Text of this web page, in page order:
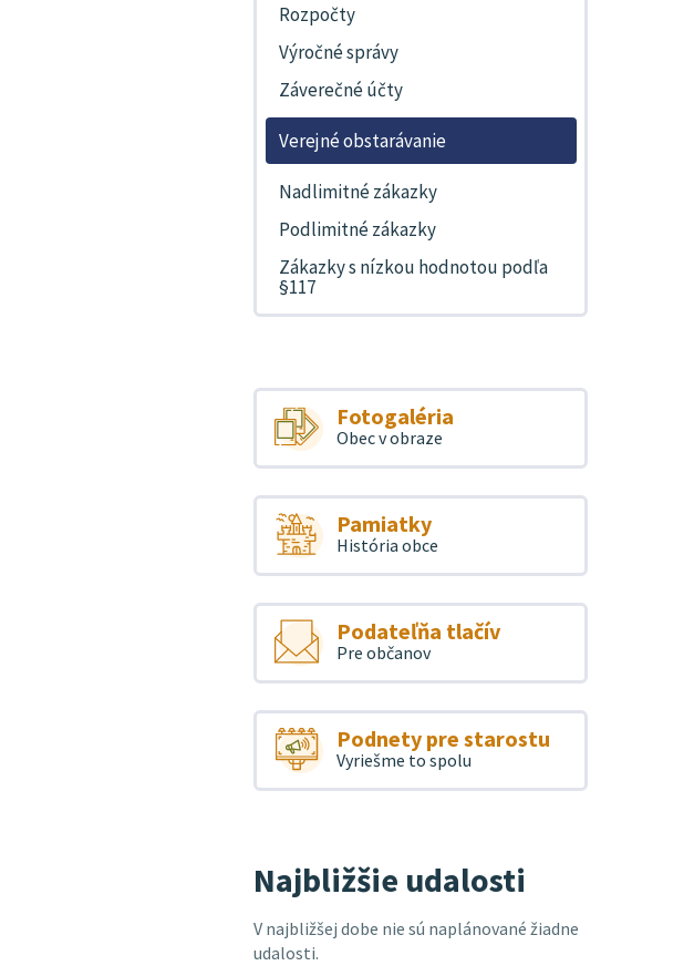
Rozpočty
Výročné správy
Záverečné účty
Verejné obstarávanie
Nadlimitné zákazky
Podlimitné zákazky
Zákazky s nízkou hodnotou podľa
§117
Fotogaléria
Obec v obraze
Pamiatky
História obce
Podateľňa tlačív
Pre občanov
Podnety pre starostu
Vyriešme to spolu
Najbližšie udalosti
V najbližšej dobe nie sú naplánované žiadne
udalosti.